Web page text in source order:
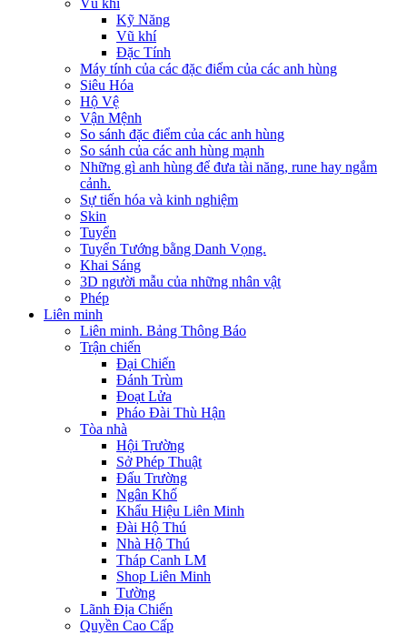
Vũ khí
Kỹ Năng
Vũ khí
Đặc Tính
Máy tính của các đặc điểm của các anh hùng
Siêu Hóa
Hộ Vệ
Vận Mệnh
So sánh đặc điểm của các anh hùng
So sánh của các anh hùng mạnh
Những gì anh hùng để đưa tài năng, rune hay ngắm
cảnh.
Sự tiến hóa và kinh nghiệm
Skin
Tuyển
Tuyển Tướng bằng Danh Vọng.
Khai Sáng
3D người mẫu của những nhân vật
Phép
Liên minh
Liên minh. Bảng Thông Báo
Trận chiến
Đại Chiến
Đánh Trùm
Đoạt Lửa
Pháo Đài Thù Hận
Tòa nhà
Hội Trường
Sở Phép Thuật
Đấu Trường
Ngân Khố
Khẩu Hiệu Liên Minh
Đài Hộ Thú
Nhà Hộ Thú
Tháp Canh LM
Shop Liên Minh
Tường
Lãnh Địa Chiến
Quyền Cao Cấp